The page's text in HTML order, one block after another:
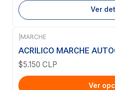
Ver
MARCHE
ACRILICO MARCHE
$5.150 CLP
Ver